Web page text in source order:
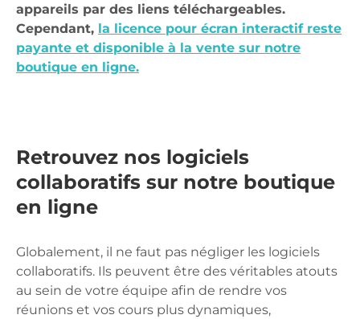
appareils par des liens téléchargeables.
Cependant, la licence pour écran interactif reste
payante et disponible à la vente sur notre
boutique en ligne.
Retrouvez nos logiciels
collaboratifs sur notre boutique
en ligne
Globalement, il ne faut pas négliger les logiciels
collaboratifs. Ils peuvent être des véritables atouts
au sein de votre équipe afin de rendre vos
réunions et vos cours plus dynamiques,